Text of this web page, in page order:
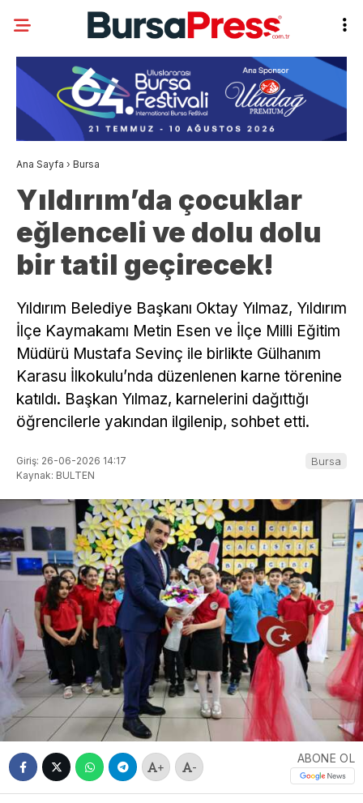
Ana Sayfa › Bursa
Yıldırım’da çocuklar
eğlenceli ve dolu dolu
bir tatil geçirecek!
Yıldırım Belediye Başkanı Oktay Yılmaz, Yıldırım
İlçe Kaymakamı Metin Esen ve İlçe Milli Eğitim
Müdürü Mustafa Sevinç ile birlikte Gülhanım
Karasu İlkokulu’nda düzenlenen karne törenine
katıldı. Başkan Yılmaz, karnelerini dağıttığı
öğrencilerle yakından ilgilenip, sohbet etti.
Giriş: 26-06-2026 14:17
Kaynak: BULTEN
Bursa
+ -
ABONE OL